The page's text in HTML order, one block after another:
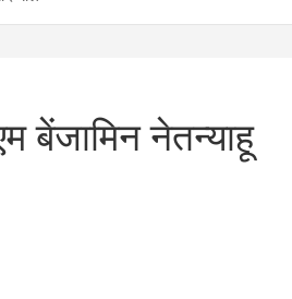
बेंजामिन नेतन्याहू